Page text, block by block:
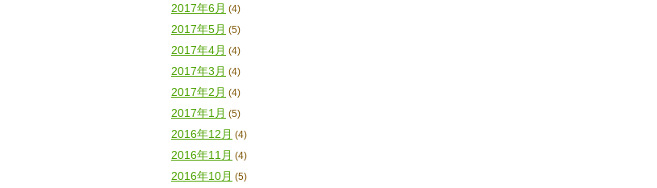
2017年6月 (4)
2017年5月 (5)
2017年4月 (4)
2017年3月 (4)
2017年2月 (4)
2017年1月 (5)
2016年12月 (4)
2016年11月 (4)
2016年10月 (5)